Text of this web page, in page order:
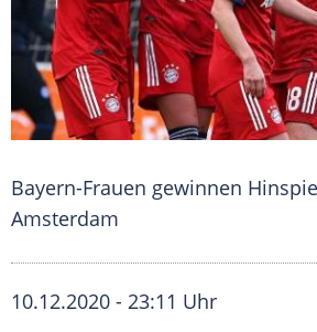
Bayern-Frauen gewinnen
Amsterdam
10.12.2020 - 23:11 Uhr